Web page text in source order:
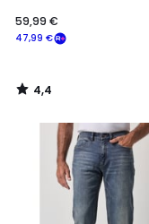
47,99 €
59,99 €
4,4
/